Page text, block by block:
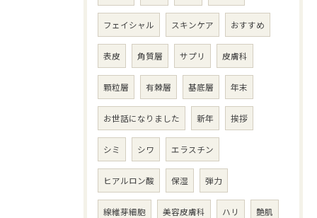
フェイシャル スキンケア おすすめ
表皮 角質層 サプリ 皮膚科
顆粒層 有棘層 基底層 年末
お世話になりました 新年 挨拶
シミ シワ エラスチン
ヒアルロン酸 保湿 弾力
線維芽細胞 美容皮膚科 ハリ 艶肌